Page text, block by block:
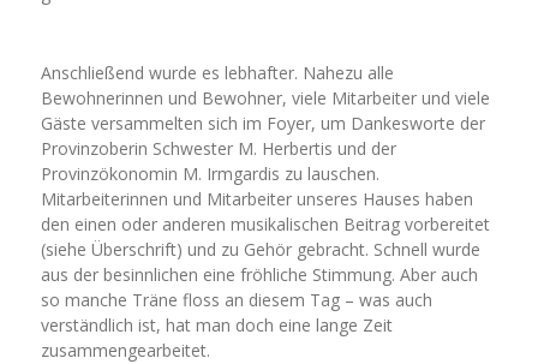
Anschließend wurde es lebhafter. Nahezu alle
Bewohnerinnen und Bewohner, viele Mitarbeiter und viele
Gäste versammelten sich im Foyer, um Dankesworte der
Provinzoberin Schwester M. Herbertis und der
Provinzökonomin M. Irmgardis zu lauschen.
Mitarbeiterinnen und Mitarbeiter unseres Hauses haben
den einen oder anderen musikalischen Beitrag vorbereitet
(siehe Überschrift) und zu Gehör gebracht. Schnell wurde
aus der besinnlichen eine fröhliche Stimmung. Aber auch
so manche Träne floss an diesem Tag – was auch
verständlich ist, hat man doch eine lange Zeit
zusammengearbeitet.